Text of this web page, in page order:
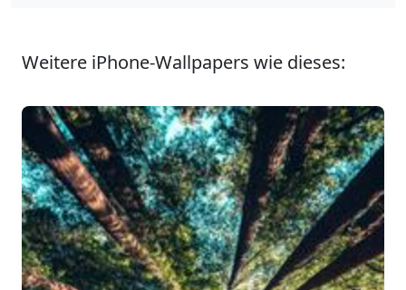
Weitere iPhone-Wallpapers wie dieses: